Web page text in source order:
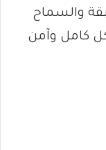
والسماح
كامل وآمن